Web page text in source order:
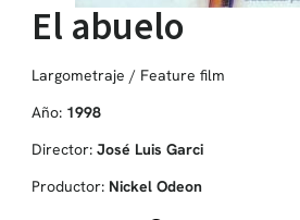
El abuelo
Largometraje / Feature film
Año: 1998
Director: José Luis Garci
Productor: Nickel Odeon